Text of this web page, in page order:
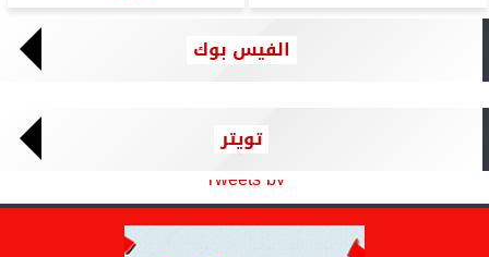
الفيس بوك
تويتر
Tweets by